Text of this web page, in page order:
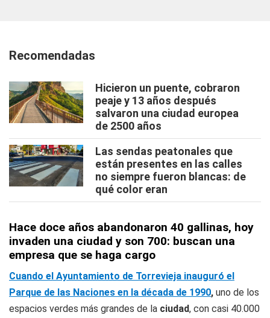
Recomendadas
Hicieron un puente, cobraron
peaje y 13 años después
salvaron una ciudad europea
de 2500 años
Las sendas peatonales que
están presentes en las calles
no siempre fueron blancas: de
qué color eran
Hace doce años abandonaron 40 gallinas, hoy
invaden una ciudad y son 700: buscan una
empresa que se haga cargo
Cuando el Ayuntamiento de Torrevieja inauguró el
Parque de las Naciones en la década de 1990, uno de los
espacios verdes más grandes de la ciudad, con casi 40.000